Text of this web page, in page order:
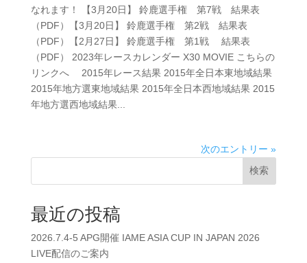
なれます！ 【3月20日】 鈴鹿選手権 第7戦 結果表
（PDF）【3月20日】 鈴鹿選手権 第2戦 結果表
（PDF）【2月27日】 鈴鹿選手権 第1戦 結果表
（PDF） 2023年レースカレンダー X30 MOVIE こちらの
リンクへ 2015年レース結果 2015年全日本東地域結果
2015年地方選東地域結果 2015年全日本西地域結果 2015
年地方選西地域結果...
次のエントリー »
検索
最近の投稿
2026.7.4-5 APG開催 IAME ASIA CUP IN JAPAN 2026
LIVE配信のご案内